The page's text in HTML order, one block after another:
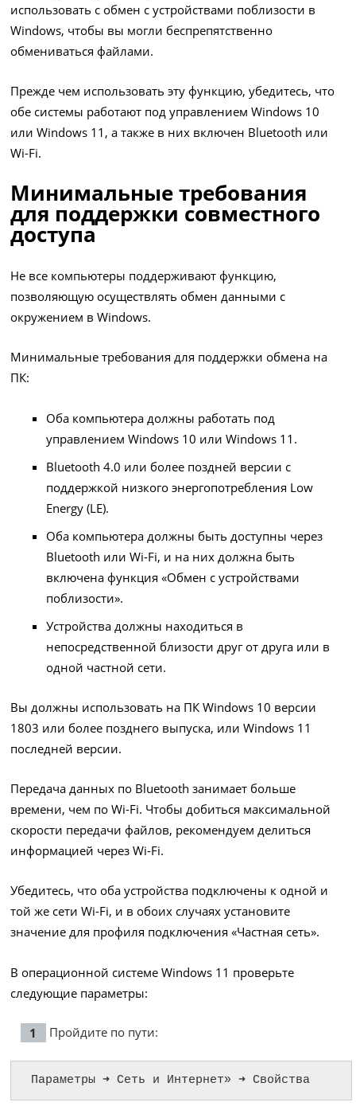
использовать с обмен с устройствами поблизости в
Windows, чтобы вы могли беспрепятственно
обмениваться файлами.
Прежде чем использовать эту функцию, убедитесь, что
обе системы работают под управлением Windows 10
или Windows 11, а также в них включен Bluetooth или
Wi-Fi.
Минимальные требования
для поддержки совместного
доступа
Не все компьютеры поддерживают функцию,
позволяющую осуществлять обмен данными с
окружением в Windows.
Минимальные требования для поддержки обмена на
ПК:
Оба компьютера должны работать под
управлением Windows 10 или Windows 11.
Bluetooth 4.0 или более поздней версии с
поддержкой низкого энергопотребления Low
Energy (LE).
Оба компьютера должны быть доступны через
Bluetooth или Wi-Fi, и на них должна быть
включена функция «Обмен с устройствами
поблизости».
Устройства должны находиться в
непосредственной близости друг от друга или в
одной частной сети.
Вы должны использовать на ПК Windows 10 версии
1803 или более позднего выпуска, или Windows 11
последней версии.
Передача данных по Bluetooth занимает больше
времени, чем по Wi-Fi. Чтобы добиться максимальной
скорости передачи файлов, рекомендуем делиться
информацией через Wi-Fi.
Убедитесь, что оба устройства подключены к одной и
той же сети Wi-Fi, и в обоих случаях установите
значение для профиля подключения «Частная сеть».
В операционной системе Windows 11 проверьте
следующие параметры:
Пройдите по пути:
Параметры ➜ Сеть и Интернет» ➜ Свойства